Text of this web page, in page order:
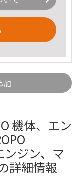
加
機体、エン
ンジン、マ
詳細情報